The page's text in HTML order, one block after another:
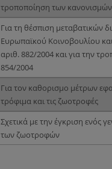
τροποποίηση των
Για τη θέσπιση μεταβατικών
Ευρωπαϊκού Κοινοβουλίου
αριθ. 882/2004 και για την
854/2004
Για τον καθορισμο μέτρων
τρόφιμα και τις ζωοτροφές
Σχετικά με την έγκριση ενός
των ζωοτροφών